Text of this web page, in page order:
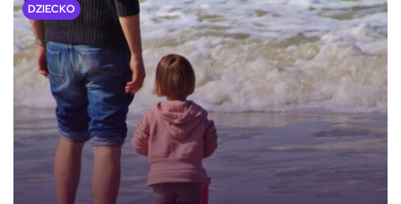
DZIECKO